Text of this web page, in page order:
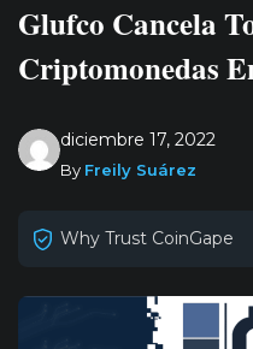
Glufco Cancela
Criptomonedas
diciembre 17, 2022
By Freily Suárez
Why Trust CoinGape